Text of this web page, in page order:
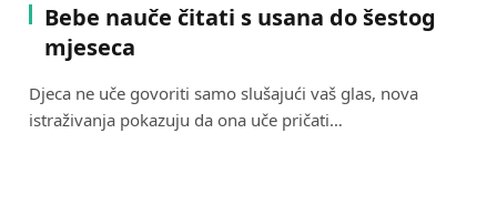
Bebe nauče čitati s usana do šestog
mjeseca
Djeca ne uče govoriti samo slušajući vaš glas, nova
istraživanja pokazuju da ona uče pričati…